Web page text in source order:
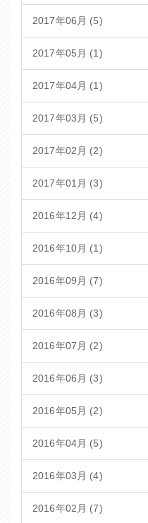
2017年06月 (5)
2017年05月 (1)
2017年04月 (1)
2017年03月 (5)
2017年02月 (2)
2017年01月 (3)
2016年12月 (4)
2016年10月 (1)
2016年09月 (7)
2016年08月 (3)
2016年07月 (2)
2016年06月 (3)
2016年05月 (2)
2016年04月 (5)
2016年03月 (4)
2016年02月 (7)